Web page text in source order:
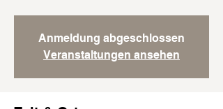
Anmeldung abgeschlossen
Veranstaltungen ansehen